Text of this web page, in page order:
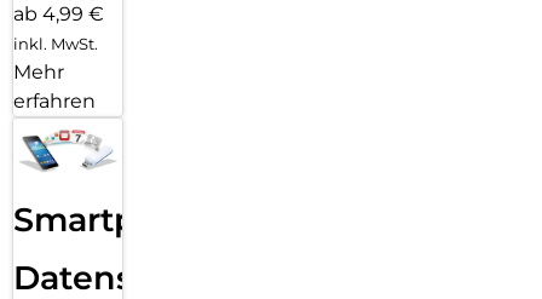
ab 4,99 €
inkl. MwSt.
Mehr
erfahren
Smartphone
Datensicherung